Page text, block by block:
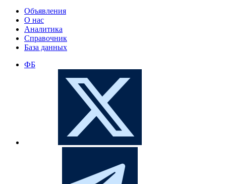
Объявления
О нас
Аналитика
Справочник
База данных
ФБ